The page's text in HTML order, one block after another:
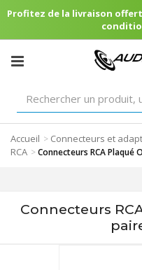
Profitez de la livraison
Accueil > Connecteurs et
RCA >Connecteurs RCA
Connecteurs